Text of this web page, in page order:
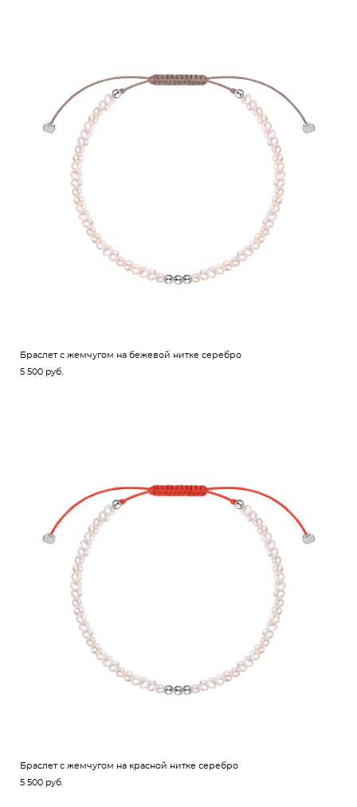
Браслет с жемчугом на бежевой нитке серебро
5 500 pуб.
Браслет с жемчугом на красной нитке серебро
5 500 pуб.